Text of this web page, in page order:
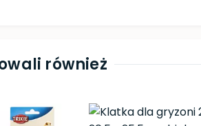
również